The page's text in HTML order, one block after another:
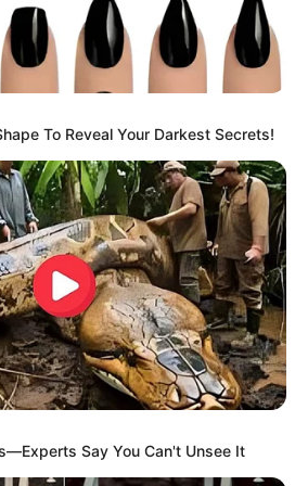
Freizeitparks Kletterparks ,
Spielparks.
Kindertag 2026 können übrigens
einige Spiele für die
zum Schmunzeln gibt es hier
.
sind zudem Schulen und
zu finden. Und zu guter Letzt
für Kinder Artikel bei
Geschenke zum Kindergeburtstag
Kindertag.
Klassenfahrt und
To Reveal Your Darkest Secrets!
Say You Can't Unsee It